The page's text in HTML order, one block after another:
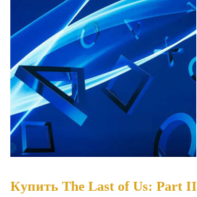
Купить The Last of Us: Part II